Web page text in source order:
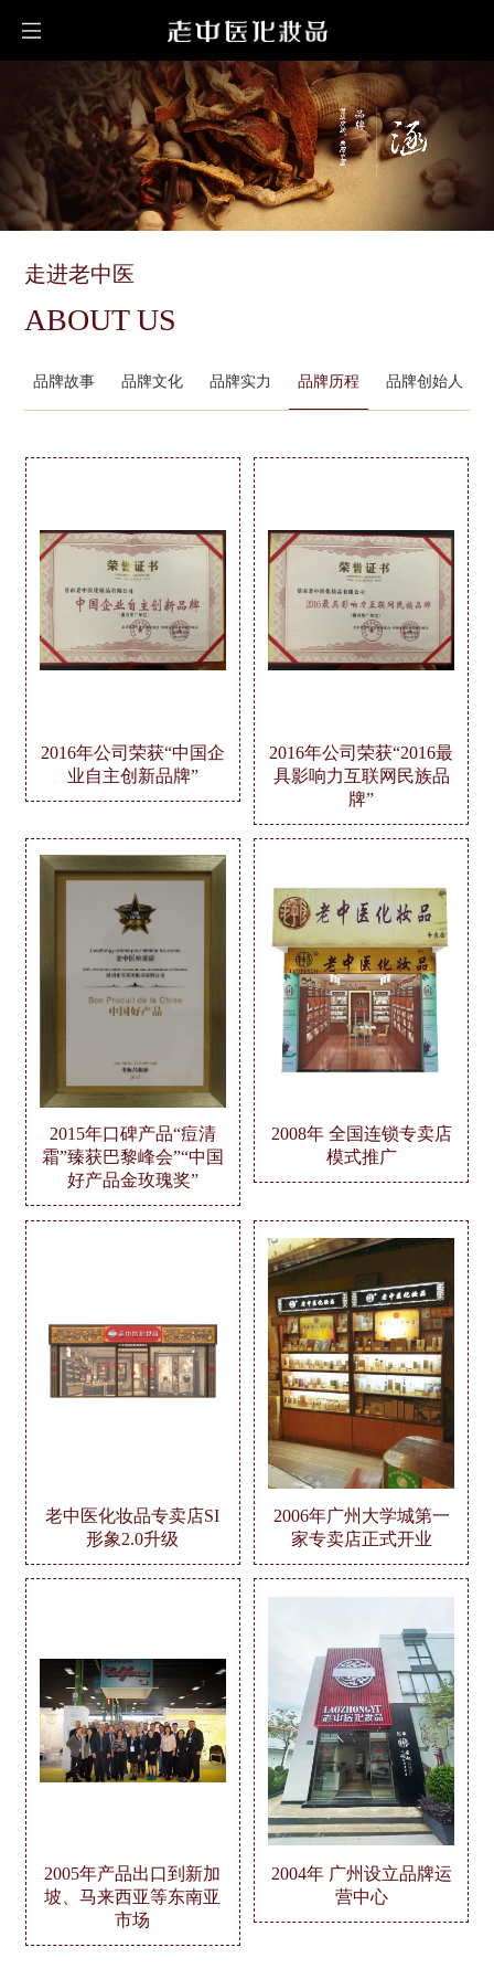
走进老中医
ABOUT US
品牌故事 品牌文化 品牌实力 品牌历程 品牌创始人
2016年公司荣获“中国企
业自主创新品牌”
2016年公司荣获“2016最
具影响力互联网民族品
牌”
2015年口碑产品“痘清
霜”臻获巴黎峰会”“中国
好产品金玫瑰奖”
2008年 全国连锁专卖店
模式推广
老中医化妆品专卖店SI
形象2.0升级
2006年广州大学城第一
家专卖店正式开业
2005年产品出口到新加
坡、马来西亚等东南亚
市场
2004年 广州设立品牌运
营中心